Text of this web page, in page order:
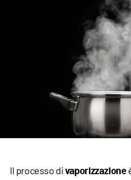
Il processo di vaporizzazione